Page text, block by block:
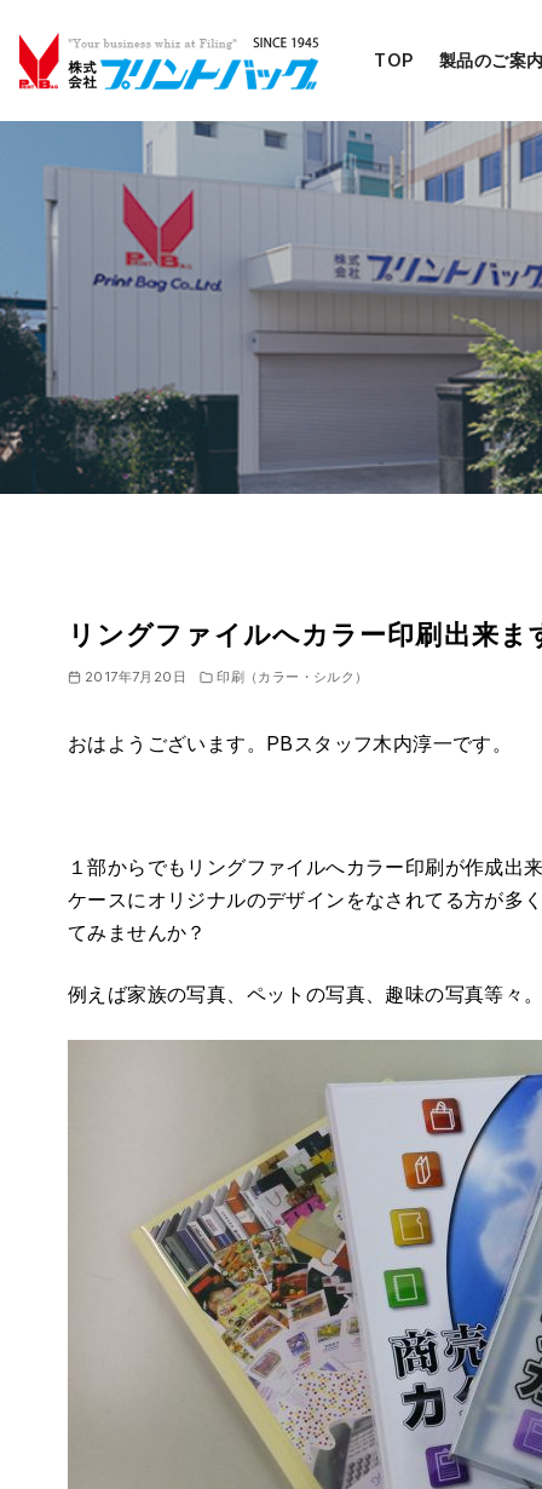
へ
移
TOP 製品のご案内
リングファイルへカラー印刷出来ま
2017年7月20日 印刷（カラー・シルク）
おはようございます。PBスタッフ木内淳一です。
１部からでもリングファイルへカラー印刷が作成出
ケースにオリジナルのデザインをなされてる方が多
てみませんか？
例えば家族の写真、ペットの写真、趣味の写真等々。